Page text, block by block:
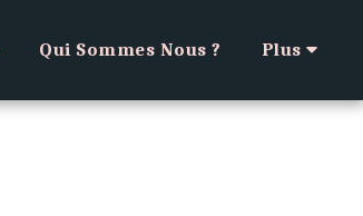
Qui Sommes Nous ? Plus